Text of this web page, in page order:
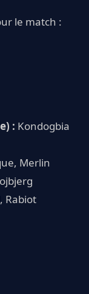
le match :
: Kondogbia
Merlin
Rabiot